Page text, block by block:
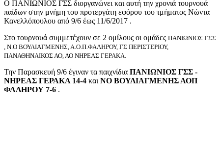
Ο ΠΑΝΙΩΝΙΟΣ ΓΣΣ διοργανώνει και αυτή την χρονιά τουρνουά
παίδων στην μνήμη του προτεργάτη εφόρου του τμήματος Νώντα
Κανελλόπουλου από 9/6 έως 11/6/2017 .
Στο τουρνουά συμμετέχουν σε 2 ομίλους οι ομάδες ΠΑΝΙΩΝΙΟΣ ΓΣΣ
, Ν.Ο ΒΟΥΛΙΑΓΜΕΝΗΣ, Α.Ο.Π.ΦΑΛΗΡΟΥ, ΓΣ ΠΕΡΙΣΤΕΡΙΟΥ,
ΠΑΝΑΘΗΝΑΙΚΟΣ ΑΟ, ΑΟ ΝΗΡΕΑΣ ΓΕΡΑΚΑ
Την Παρασκευή 9/6 έγιναν τα παιχνίδια ΠΑΝΙΩΝΙΟΣ ΓΣΣ -
ΝΗΡΕΑΣ ΓΕΡΑΚΑ 14-4 και ΝΟ ΒΟΥΛΙΑΓΜΕΝΗΣ ΑΟΠ
ΦΑΛΗΡΟΥ 7-6 .